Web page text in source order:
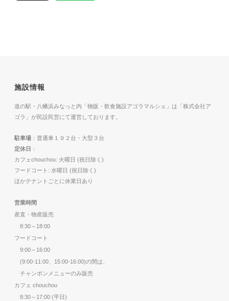
施設情報
道の駅・八幡浜みなっと内「物販・飲食施設アゴラマルシェ」は「株式会社ア
ゴラ」が民設民営にて運営しております。
駐車場 ：普通車１９２台・大型３台
定休日 ：
カフェchouchou: 火曜日 (祝日除く)
フードコート: 水曜日 (祝日除く)
ほかテナントごとに休業日あり
営業時間
産直・物産販売
8:30～18:00
フードコート
9:00～16:00
(9:00-11:00、15:00-16:00)の間は、
チャンポンメニューのみ販売
カフェ chouchou
8:30～17:00 (平日)